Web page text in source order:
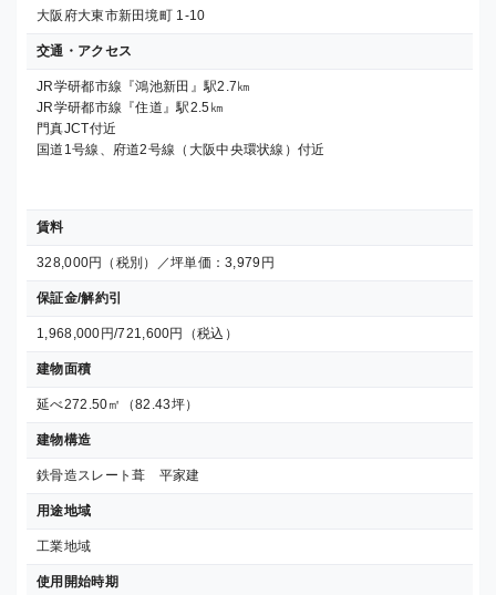
大阪府大東市新田境町 1-10
交通・アクセス
JR学研都市線『鴻池新田』駅2.7㎞
JR学研都市線『住道』駅2.5㎞
門真JCT付近
国道1号線、府道2号線（大阪中央環状線）付近
賃料
328,000円（税別）／坪単価：3,979円
保証金/解約引
1,968,000円/721,600円（税込）
建物面積
延べ272.50㎡（82.43坪）
建物構造
鉄骨造スレート葺 平家建
用途地域
工業地域
使用開始時期